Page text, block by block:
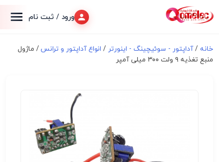
ورود / ثبت نام
خانه /آداپتور - سوئیچینگ - اینورتر / انواع آداپتور و ترانس/ ماژول
منبع تغذیه ۹ ولت ۳۰۰ میلی آمپر